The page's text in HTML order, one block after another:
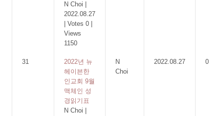
N Choi
2022.08.27
Votes 0
Views
1150
31
2022년 뉴
헤이븐한
인교회 9월
맥체인 성
경읽기표
N Choi
N
Choi
2022.08.27 0